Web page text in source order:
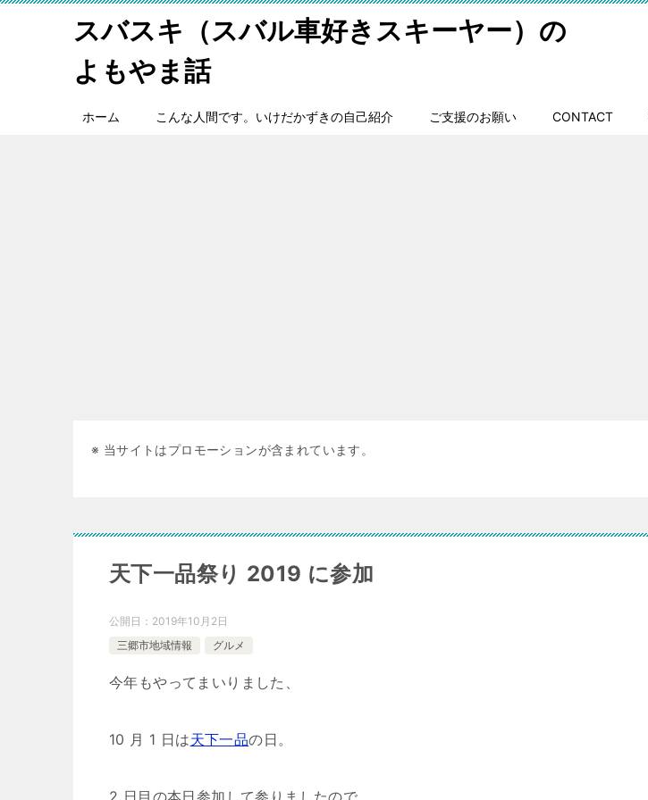
スバスキ（スバル車好きスキーヤー）の
よもやま話
ホーム こんな人間です。いけだかずきの自己紹介 ご支援のお願い CONTACT
※ 当サイトはプロモーションが含まれています。
天下一品祭り 2019 に参加
公開日： 2019年10月2日
三郷市地域情報
グルメ
今年もやってまいりました、
10 月 1 日は天下一品の日。
2 日目の本日参加して参りましたので